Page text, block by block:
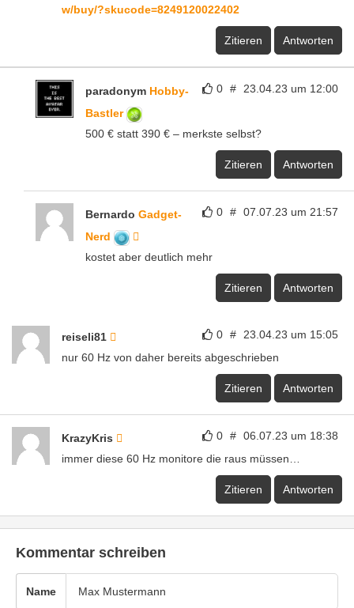
w/buy/?skucode=8249120022402
Zitieren Antworten
0 # 23.04.23 um 12:00
paradonym Hobby-
Bastler
500 € statt 390 € – merkste selbst?
Zitieren Antworten
0 # 07.07.23 um 21:57
Bernardo Gadget-
Nerd
kostet aber deutlich mehr
Zitieren Antworten
0 # 23.04.23 um 15:05
reiseli81
nur 60 Hz von daher bereits abgeschrieben
Zitieren Antworten
0 # 06.07.23 um 18:38
KrazyKris
immer diese 60 Hz monitore die raus müssen…
Zitieren Antworten
Kommentar schreiben
Name